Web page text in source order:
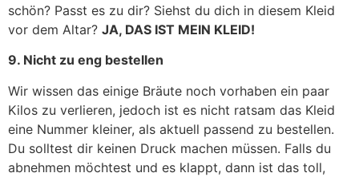
schön? Passt es zu dir? Siehst du dich in diesem Kleid
vor dem Altar? JA, DAS IST MEIN KLEID!
9. Nicht zu eng bestellen
Wir wissen das einige Bräute noch vorhaben ein paar
Kilos zu verlieren, jedoch ist es nicht ratsam das Kleid
eine Nummer kleiner, als aktuell passend zu bestellen.
Du solltest dir keinen Druck machen müssen. Falls du
abnehmen möchtest und es klappt, dann ist das toll,